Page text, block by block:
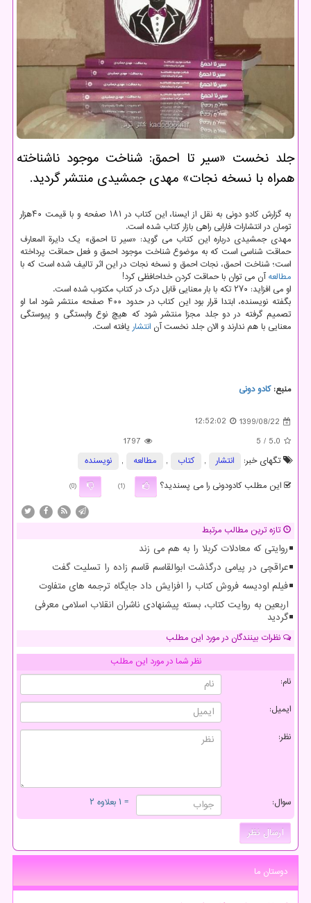
جلد نخست «سیر تا احمق: شناخت موجود ناشناخته
همراه با نسخه نجات» مهدی جمشیدی منتشر گردید.
به گزارش کادو دونی به نقل از ایسنا، این کتاب در ۱۸۱ صفحه و با قیمت ۴۰هزار
تومان در انتشارات فارابی راهی بازار کتاب شده است.
مهدی جمشیدی درباره این کتاب می گوید: «سیر تا احمق» یک دایرة المعارف
حماقت شناسی است که به موضوع شناخت موجود احمق و فعل حماقت پرداخته
است؛ شناخت احمق، نجات احمق و نسخه نجات در این اثر تالیف شده است که با
مطالعهآن می توان با حماقت کردن خداحافظی کرد!
او می افزاید: ۲۷۰ تکه با بار معنایی قابل درک در کتاب مکتوب شده است.
بگفته نویسنده، ابتدا قرار بود این کتاب در حدود ۴۰۰ صفحه منتشر شود اما او
تصمیم گرفته در دو جلد مجزا منتشر شود که هیچ نوع وابستگی و پیوستگی
معنایی با هم ندارند و الان جلد نخست آن انتشاریافته است.
منبع:كادو دونی
1399/08/22
12:52:02
5.0
/ 5
1797
تگهای خبر:
انتشار , كتاب , مطالعه ,
نویسنده
این مطلب کادودونی را می پسندید؟
(1)
(0)
تازه ترین مطالب مرتبط
روایتی که معادلات کربلا را به هم می زند
عراقچی در پیامی درگذشت ابوالقاسم قاسم زاده را تسلیت گفت
فیلم اودیسه فروش کتاب را افزایش داد جایگاه ترجمه های متفاوت
اربعین به روایت کتاب، بسته پیشنهادی ناشران انقلاب اسلامی معرفی
گردید
نظرات بینندگان در مورد این مطلب
نظر شما در مورد این مطلب
نام:
ایمیل:
نظر:
سوال: = ۱ بعلاوه ۲
دوستان ما